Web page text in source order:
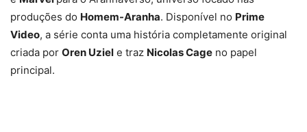
produções do Homem-Aranha. Disponível no Prime
Video, a série conta uma história completamente original
criada por Oren Uziel e traz Nicolas Cage no papel
principal.